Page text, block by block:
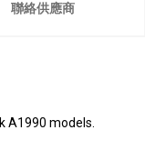
聯絡供應商
A1990 models.